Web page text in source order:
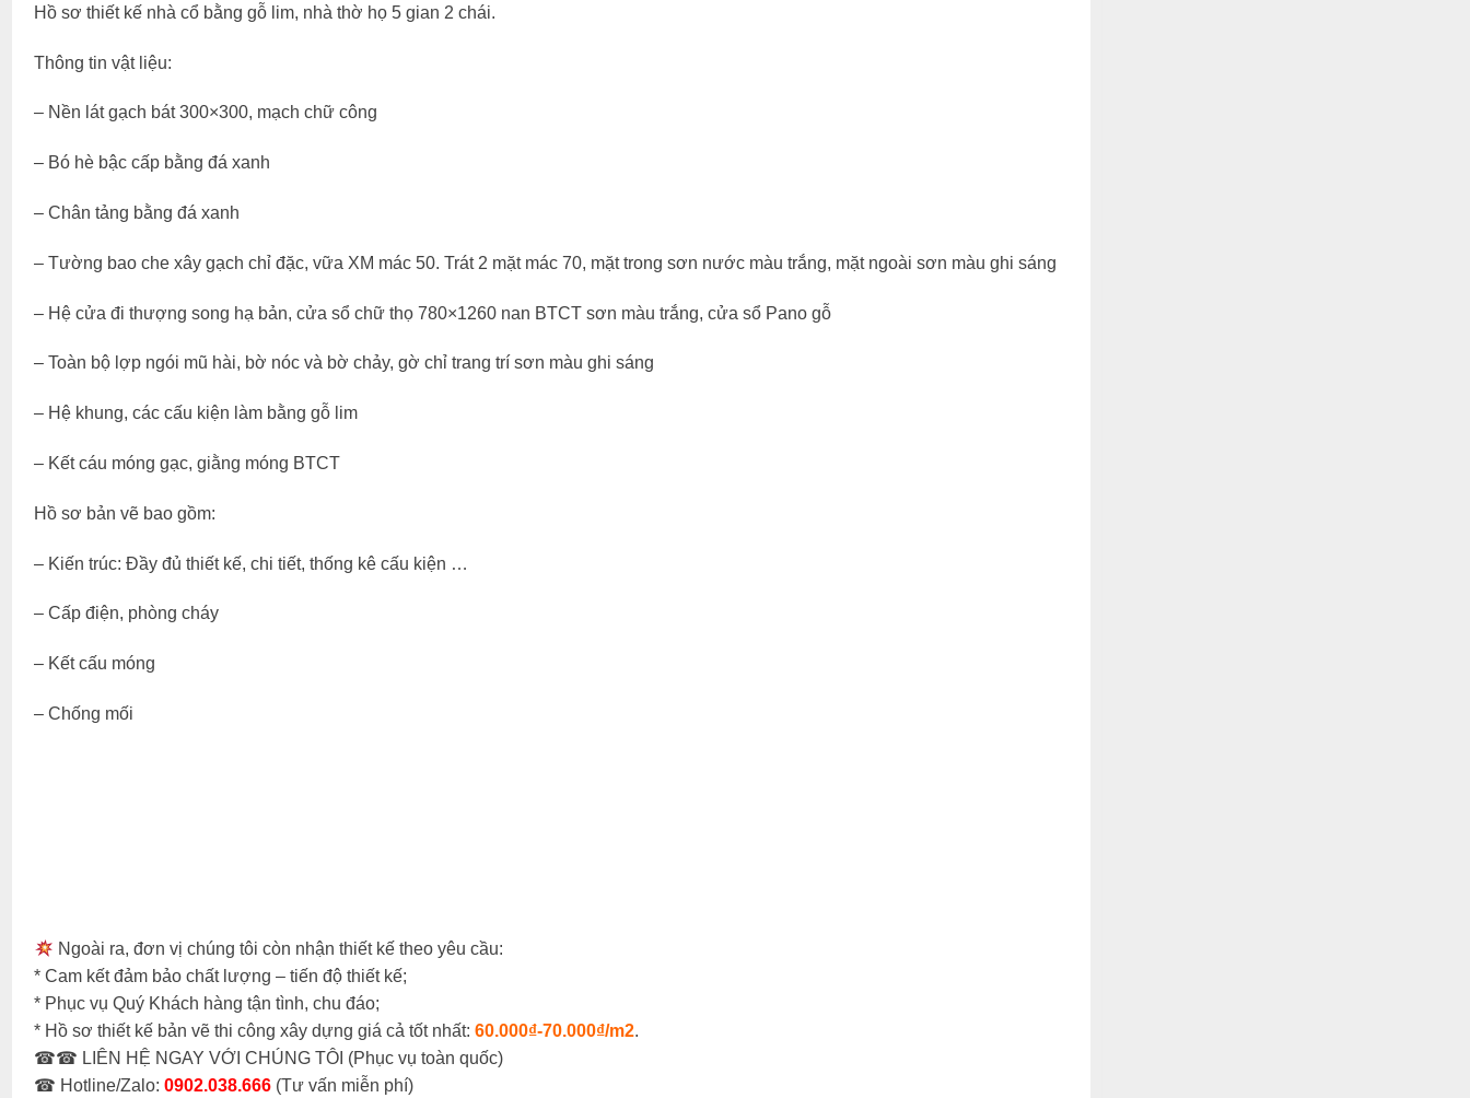
Hồ sơ thiết kế nhà cổ bằng gỗ lim, nhà thờ họ 5 gian 2 chái.
Thông tin vật liệu:
– Nền lát gạch bát 300×300, mạch chữ công
– Bó hè bậc cấp bằng đá xanh
– Chân tảng bằng đá xanh
– Tường bao che xây gạch chỉ đặc, vữa XM mác 50. Trát 2 mặt mác 70, mặt trong sơn nước màu trắng, mặt ngoài sơn màu ghi sáng
– Hệ cửa đi thượng song hạ bản, cửa sổ chữ thọ 780×1260 nan BTCT sơn màu trắng, cửa sổ Pano gỗ
– Toàn bộ lợp ngói mũ hài, bờ nóc và bờ chảy, gờ chỉ trang trí sơn màu ghi sáng
– Hệ khung, các cấu kiện làm bằng gỗ lim
– Kết cáu móng gạc, giằng móng BTCT
Hồ sơ bản vẽ bao gồm:
– Kiến trúc: Đầy đủ thiết kế, chi tiết, thống kê cấu kiện …
– Cấp điện, phòng cháy
– Kết cấu móng
– Chống mối
Ngoài ra, đơn vị chúng tôi còn nhận thiết kế theo yêu cầu:
* Cam kết đảm bảo chất lượng – tiến độ thiết kế;
* Phục vụ Quý Khách hàng tận tình, chu đáo;
* Hồ sơ thiết kế bản vẽ thi công xây dựng giá cả tốt nhất: 60.000₫-70.000₫/m2.
☎☎ LIÊN HỆ NGAY VỚI CHÚNG TÔI (Phục vụ toàn quốc)
☎ Hotline/Zalo: 0902.038.666(Tư vấn miễn phí)